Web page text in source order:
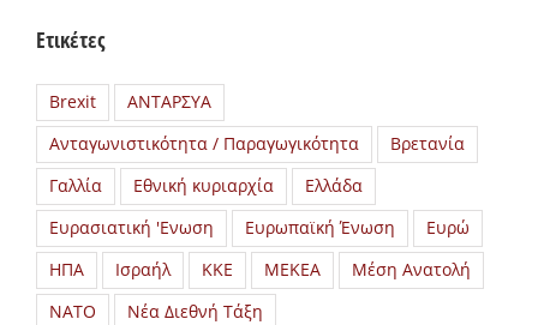
Ετικέτες
Brexit
ΑΝΤΑΡΣΥΑ
Ανταγωνιστικότητα / Παραγωγικότητα
Βρετανία
Γαλλία
Εθνική κυριαρχία
Ελλάδα
Ευρασιατική 'Ενωση
Ευρωπαϊκή Ένωση
Ευρώ
ΗΠΑ
Ισραήλ ΚΚΕ ΜΕΚΕΑ
Μέση Ανατολή
ΝΑΤΟ
Νέα Διεθνή Τάξη